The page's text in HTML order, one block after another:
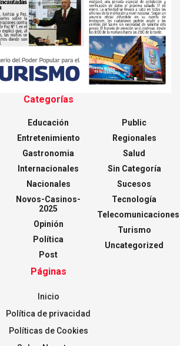
Categorías
Educación
Entretenimiento
Gastronomia
Internacionales
Nacionales
Novos-Casinos-
2025
Opinión
Política
Post
Public
Regionales
Salud
Sin Categoría
Sucesos
Tecnología
Telecomunicaciones
Turismo
Uncategorized
Páginas
Inicio
Política de privacidad
Políticas de Cookies